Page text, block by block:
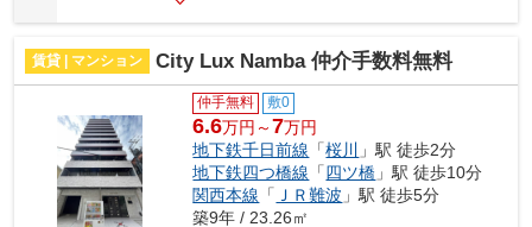
賃貸 | マンション City Lux Namba 仲介手数料無料
仲手無料 敷0
6.6万円～7万円
地下鉄千日前線 「桜川
」駅 徒歩2分
地下鉄四つ橋線 「四ツ橋 」駅 徒歩10分
関西本線 「 ＪＲ難波 」駅 徒歩5分
築9年 / 23.26㎡